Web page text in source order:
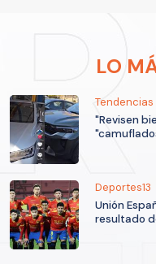
LO
Tendencias
"Revisen
Deportes13
Unión
resultado